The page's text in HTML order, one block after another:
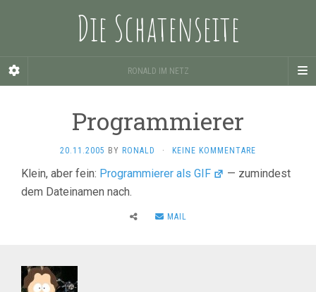
Die Schatenseite
RONALD IM NETZ
Programmierer
20.11.2005 BY RONALD · KEINE KOMMENTARE
Klein, aber fein: Programmierer als GIF
— zumindest
dem Dateinamen nach.
MAIL